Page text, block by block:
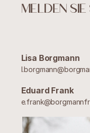
MELDEN
Lisa Borgmann
Eduard Frank
©Embasse 2024